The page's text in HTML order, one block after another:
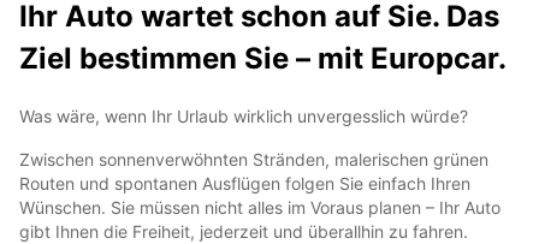
Ihr Auto wartet schon auf Sie. Das
Ziel bestimmen Sie – mit Europcar.
Was wäre, wenn Ihr Urlaub wirklich unvergesslich würde?
Zwischen sonnenverwöhnten Stränden, malerischen grünen
Routen und spontanen Ausflügen folgen Sie einfach Ihren
Wünschen. Sie müssen nicht alles im Voraus planen – Ihr Auto
gibt Ihnen die Freiheit, jederzeit und überallhin zu fahren.